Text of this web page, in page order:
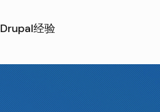
Drupal经验